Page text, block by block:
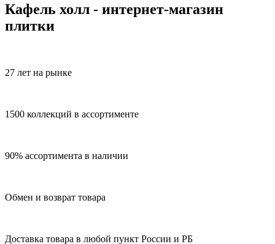
Кафель холл - интернет-магазин
плитки
27 лет на рынке
1500 коллекций в ассортименте
90% ассортимента в наличии
Обмен и возврат товара
Доставка товара в любой пункт России и РБ